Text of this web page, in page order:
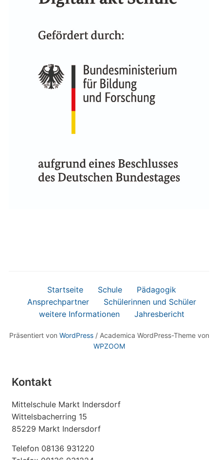
Startseite Schule
Pädagogik
Ansprechpartner
Schülerinnen und Schüler
weitere Informationen
Jahresbericht
Präsentiert von WordPress/ Academica WordPress-Theme von
WPZOOM
Kontakt
Mittelschule Markt Indersdorf
Wittelsbacherring 15
85229 Markt Indersdorf
Telefon 08136 931220